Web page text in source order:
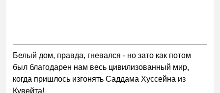
Белый дом, правда, гневался - но зато как потом
был благодарен нам весь цивилизованный мир,
когда пришлось изгонять Саддама Хуссейна из
Кувейта!